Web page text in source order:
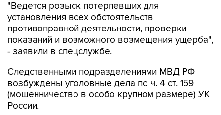
"Ведется розыск потерпевших для
установления всех обстоятельств
противоправной деятельности, проверки
показаний и возможного возмещения ущерба",
- заявили в спецслужбе.
Следственными подразделениями МВД РФ
возбуждены уголовные дела по ч. 4 ст. 159
(мошенничество в особо крупном размере) УК
России.